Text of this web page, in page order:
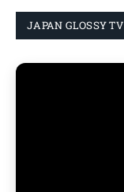
JAPAN GLOSSY TV